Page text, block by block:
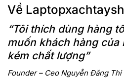
Về
“Tôi thích dùng hàng
muốn khách hàng của
kém chất lượng”
Founder – Ceo Nguyễn Đăng Thi